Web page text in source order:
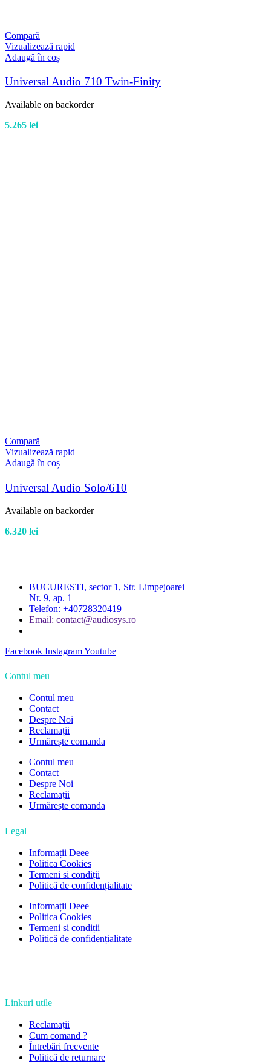
Compară
Vizualizează rapid
Adaugă în coș
Universal Audio 710 Twin-Finity
Available on backorder
5.265 lei
Compară
Vizualizează rapid
Adaugă în coș
Universal Audio Solo/610
Available on backorder
6.320 lei
BUCURESTI, sector 1, Str. Limpejoarei
Nr. 9, ap. 1
Telefon: +40728320419
Email: contact@audiosys.ro
Facebook InstagramYoutube
Contul meu
Contul meu
Contact
Despre Noi
Reclamații
Urmărește comanda
Contul meu
Contact
Despre Noi
Reclamații
Urmărește comanda
Legal
Informații Deee
Politica Cookies
Termeni si condiții
Politică de confidențialitate
Informații Deee
Politica Cookies
Termeni si condiții
Politică de confidențialitate
Linkuri utile
Reclamații
Cum comand ?
Întrebări frecvente
Politică de returnare